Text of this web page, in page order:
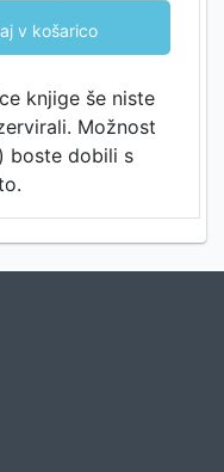
v košarico
knjige še niste
Možnost
boste dobili s